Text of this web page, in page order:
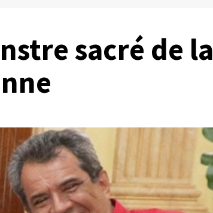
sacré de la